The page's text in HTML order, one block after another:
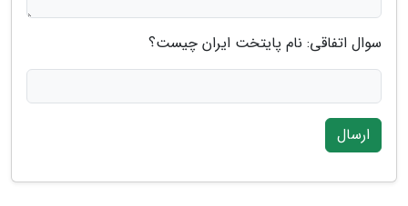
سوال اتفاقی: نام پایتخت ایران چیست؟
ارسال